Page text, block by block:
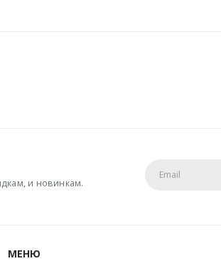
и новинкам.
МЕНЮ